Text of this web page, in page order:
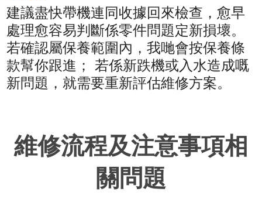
建議盡快帶機連同收據回來檢查，愈早
處理愈容易判斷係零件問題定新損壞。
若確認屬保養範圍內，我哋會按保養條
款幫你跟進； 若係新跌機或入水造成嘅
新問題，就需要重新評估維修方案。
維修流程及注意事項相
關問題